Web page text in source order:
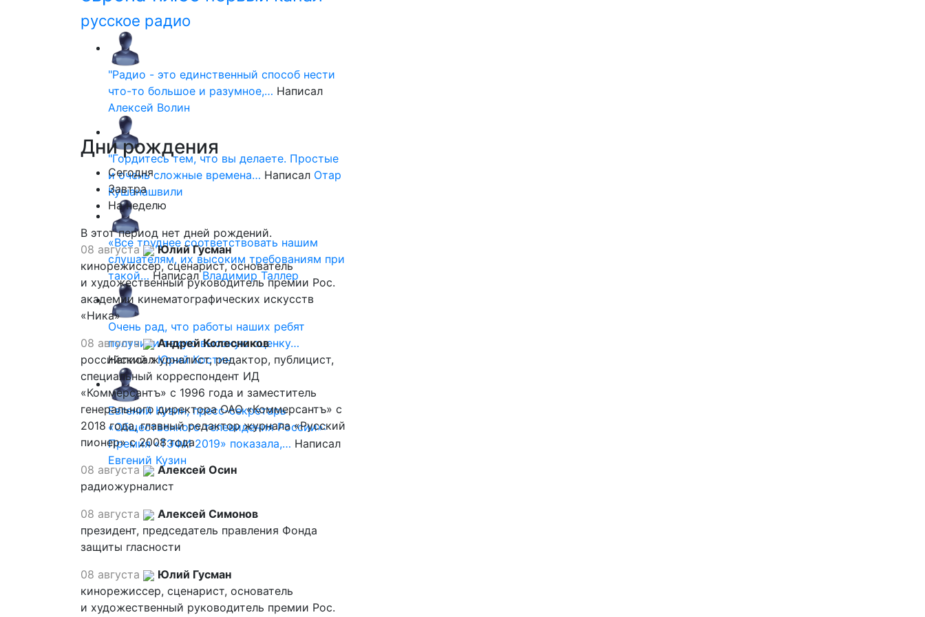
русское радио
"Радио - это единственный способ нести
что-то большое и разумное,… Написал
Алексей Волин
"Гордитесь тем, что вы делаете. Простые
и очень сложные времена… Написал Отар
Кушанашвили
«Все труднее соответствовать нашим
слушателям, их высоким требованиям при
такой… НаписалВладимир Таллер
Очень рад, что работы наших ребят
получили такую высокую оценку…
НаписалЮрий Костин
Евгений Кузин, пресс-секретарь
«Общественного телевидения России»:
Премия «ТЭФИ 2019» показала,… Написал
Евгений Кузин
Днирождения
Сегодня
Завтра
На неделю
В этот период нет дней рождений.
08 августа
Юлий Гусман
кинорежиссер, сценарист, основатель
и художественный руководитель премии Рос.
академии кинематографических искусств
«Ника»
08 августа
Андрей Колесников
российский журналист, редактор, публицист,
специальный корреспондент ИД
«Коммерсантъ» с 1996 года и заместитель
генерального директора ОАО «Коммерсантъ» с
2018 года, главный редактор журнала «Русский
пионер» с 2008 года
08 августа
Алексей Осин
радиожурналист
08 августа
Алексей Симонов
президент, председатель правления Фонда
защиты гласности
08 августа
Юлий Гусман
кинорежиссер, сценарист, основатель
и художественный руководитель премии Рос.